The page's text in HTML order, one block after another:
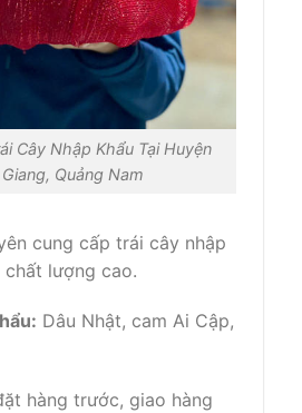
Cây Nhập Khẩu Tại Huyện
Quảng Nam
cung cấp trái cây nhập
lượng cao.
Dâu Nhật, cam Ai Cập,
hàng trước, giao hàng